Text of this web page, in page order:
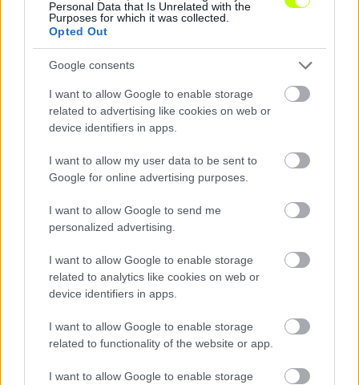
Personal Data that Is Unrelated with the
Purposes for which it was collected.
Opted Out
Google consents
I want to allow Google to enable storage
related to advertising like cookies on web or
device identifiers in apps.
I want to allow my user data to be sent to
Google for online advertising purposes.
I want to allow Google to send me
personalized advertising.
I want to allow Google to enable storage
related to analytics like cookies on web or
device identifiers in apps.
I want to allow Google to enable storage
related to functionality of the website or app.
I want to allow Google to enable storage
UnmuteLoaded
0%
Remaining
Borítókép forrása: ujpestfc.hu
Megosztás:
KAPCSOLÓDÓ HÍREK